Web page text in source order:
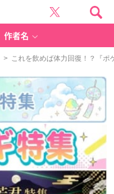
作者名
> これを飲めば体力回復！？『ポ